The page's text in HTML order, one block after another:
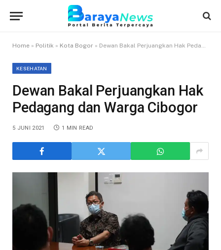
Home » Politik » Kota Bogor » Dewan Bakal Perjuangkan Hak Pedagang dan Warga Cibogor
KESEHATAN
Dewan Bakal Perjuangkan Hak
Pedagang dan Warga Cibogor
5 JUNI 2021 1 MIN READ